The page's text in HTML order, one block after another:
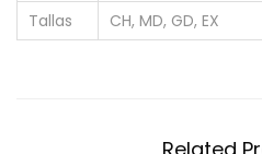
Tallas
CH, MD, GD, EX